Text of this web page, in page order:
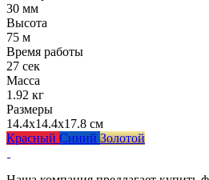
30 мм
Высота
75 м
Время работы
27 сек
Масса
1.92 кг
Размеры
14.4x14.4x17.8 см
Красный Синий Золотой